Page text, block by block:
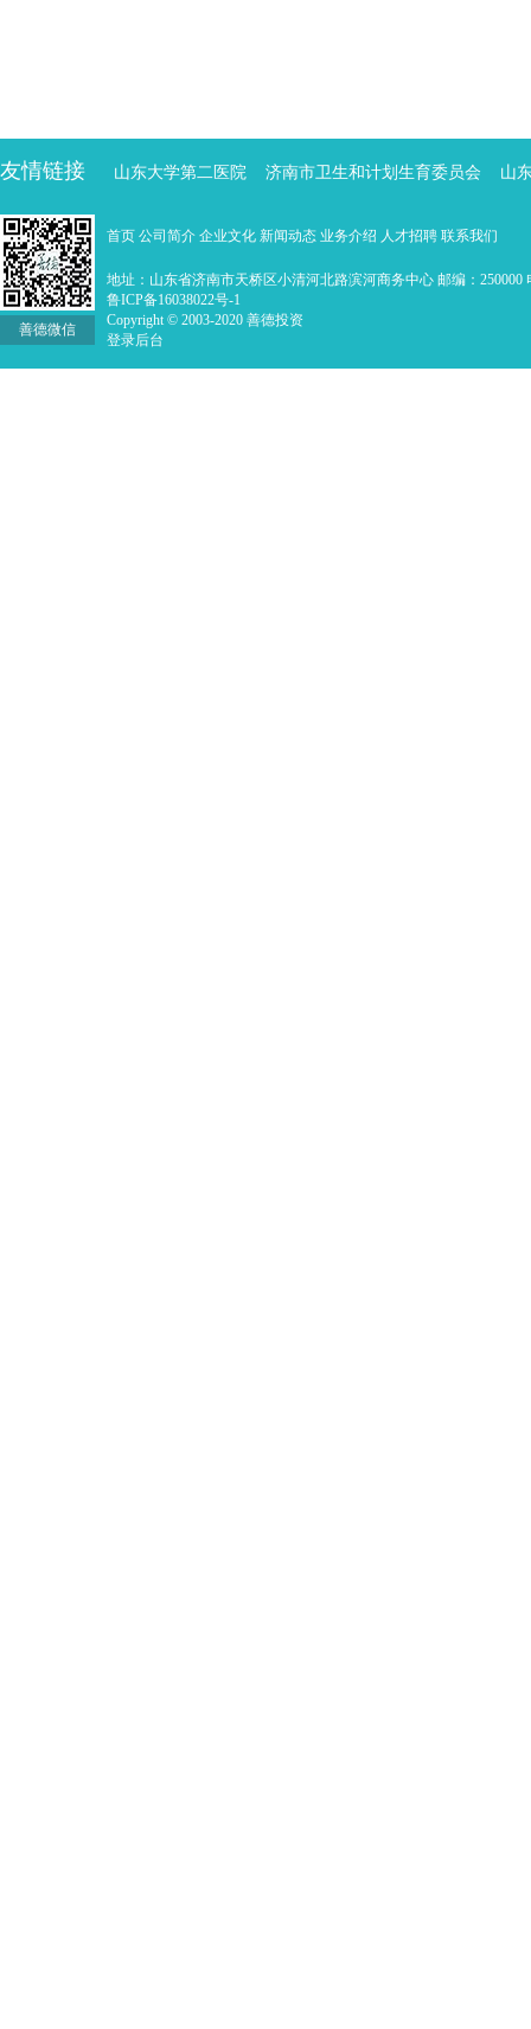
友情链接 山东大学第二医院 济南市卫生和计划生育委员会 山
善德微信
首页 公司简介 企业文化 新闻动态 业务介绍 人才招聘 联系我们
地址：山东省济南市天桥区小清河北路滨河商务中心 邮编：250000
鲁ICP备16038022号-1
Copyright © 2003-2020 善德投资
登录后台